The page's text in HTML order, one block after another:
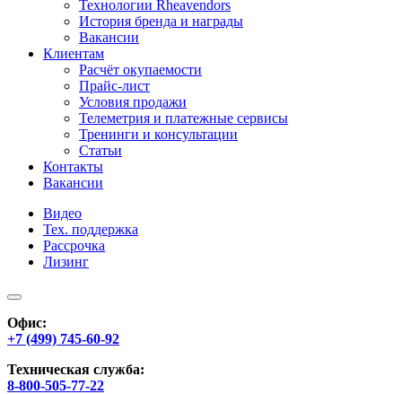
Технологии Rheavendors
История бренда и награды
Вакансии
Клиентам
Расчёт окупаемости
Прайс-лист
Условия продажи
Телеметрия и платежные сервисы
Тренинги и консультации
Статьи
Контакты
Вакансии
Видео
Тех. поддержка
Рассрочка
Лизинг
Офис:
+7 (499) 745-60-92
Техническая служба:
8-800-505-77-22